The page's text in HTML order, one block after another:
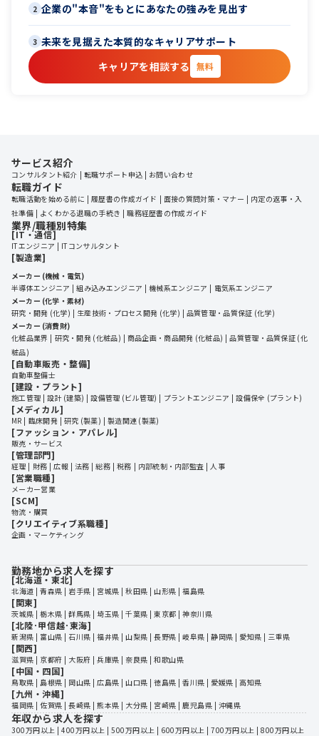
2 企業の"本音"をもとにあなたの強みを見出す
3 未来を見据えた本質的なキャリアサポート
キャリアを相談する
無料
サービス紹介
コンサルタント紹介 転職サポート申込 お問い合わせ
転職ガイド
転職活動を始める前に 履歴書の作成ガイド 面接の質問対策・マナー
内定の返事・入
社準備
よくわかる退職の手続き 職務経歴書の作成ガイド
業界/職種別特集
[IT・通信]
ITエンジニア ITコンサルタント
[製造業]
メーカー (機械・電気)
半導体エンジニア
組み込みエンジニア 機械系エンジニア
電気系エンジニア
メーカー (化学・素材)
研究・開発 (化学)
生産技術・プロセス開発 (化学)
品質管理・品質保証 (化学)
メーカー (消費財)
化粧品業界
研究・開発 (化粧品) 商品企画・商品開発 (化粧品)
品質管理・品質保証 (化
粧品)
[自動車販売・整備]
自動車整備士
[建設・プラント]
施工管理 設計 (建築) 設備管理 (ビル管理) プラントエンジニア 設備保全 (プラント)
[メディカル]
MR 臨床開発 研究 (製薬) 製造関連 (製薬)
[ファッション・アパレル]
販売・サービス
[管理部門]
経理 財務 広報 法務 総務 税務 内部統制・内部監査 人事
[営業職種]
メーカー営業
[SCM]
物流・購買
[クリエイティブ系職種]
企画・マーケティング
勤務地から求人を探す
[北海道・東北]
北海道 | 青森県 | 岩手県 | 宮城県 | 秋田県 | 山形県 | 福島県
[関東]
茨城県 | 栃木県 | 群馬県 | 埼玉県 | 千葉県 | 東京都 | 神奈川県
[北陸･甲信越･東海]
新潟県 | 富山県 | 石川県 | 福井県 | 山梨県 | 長野県 | 岐阜県 | 静岡県 | 愛知県 | 三重県
[関西]
滋賀県 | 京都府 | 大阪府 | 兵庫県 | 奈良県 | 和歌山県
[中国・四国]
鳥取県 | 島根県 | 岡山県 | 広島県 | 山口県 | 徳島県 | 香川県 | 愛媛県 | 高知県
[九州・沖縄]
福岡県 | 佐賀県 | 長崎県 | 熊本県 | 大分県 | 宮崎県 | 鹿児島県 | 沖縄県
年収から求人を探す
300万円以上 | 400万円以上 | 500万円以上 | 600万円以上 | 700万円以上 | 800万円以上